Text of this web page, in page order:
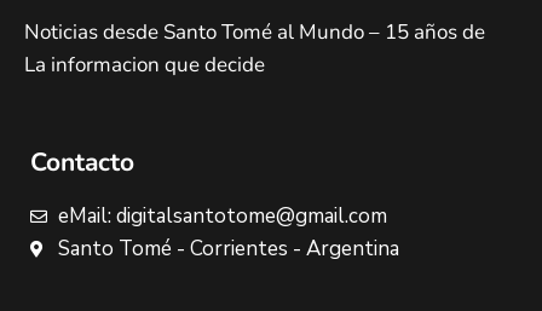
Noticias desde Santo Tomé al Mundo – 15 años de
La informacion que decide
Contacto
eMail: digitalsantotome@gmail.com
Santo Tomé - Corrientes - Argentina